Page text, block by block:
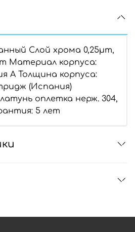
Слой хрома 0,25µm,
Материал корпуса:
А Толщина корпуса:
(Испания)
оплетка нерж. 304,
5 лет